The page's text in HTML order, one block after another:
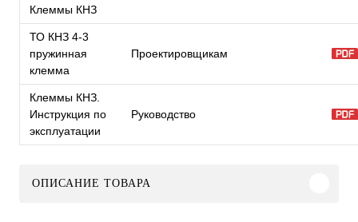
Клеммы КНЗ
ТО КНЗ 4-3
пружинная
клемма
Проектировщикам
Клеммы КНЗ.
Инструкция по
эксплуатации
Руководство
ОПИСАНИЕ ТОВАРА